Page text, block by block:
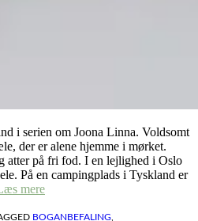
i serien om Joona Linna. Voldsomt
der er alene hjemme i mørket.
atter på fri fod. I en lejlighed i Oslo
På en campingplads i Tyskland er
mere
BOGANBEFALING